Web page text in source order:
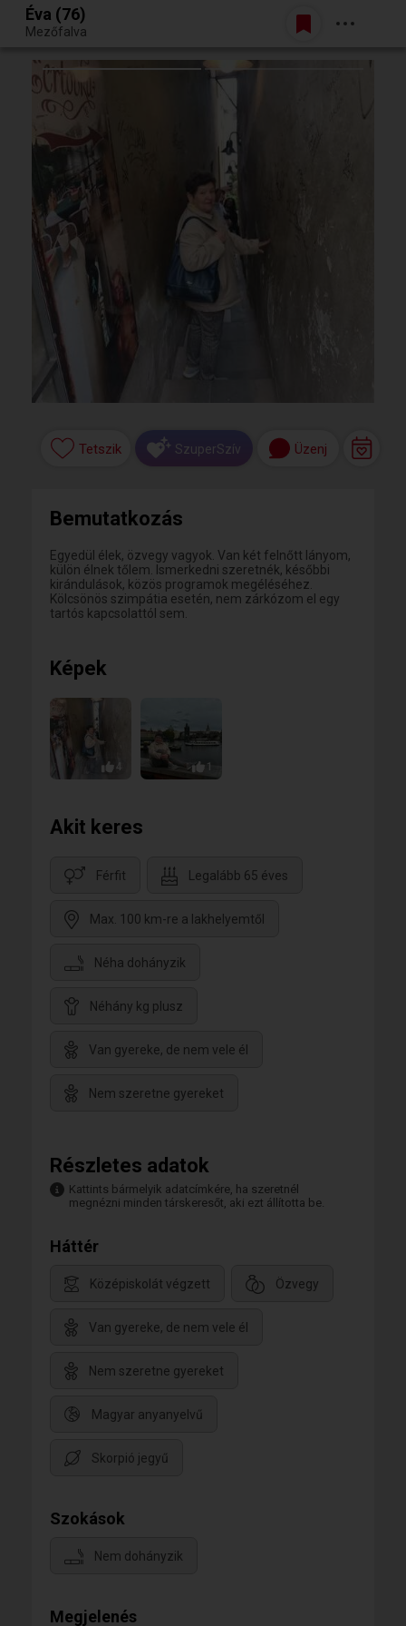
Egy jó randiból bármi lehet.
Belépés
Éva (76)
Mezőfalva
Tetszik SzuperSzív Üzenj
Bemutatkozás
Egyedül élek, özvegy vagyok. Van két felnőtt lányom,
külön élnek tőlem. Ismerkedni szeretnék, későbbi
kirándulások, közös programok megéléséhez.
Kölcsönös szimpátia esetén, nem zárkózom el egy
tartós kapcsolattól sem.
Képek
4 1
Akit keres
Férfit Legalább 65 éves
Max. 100 km-re a lakhelyemtől
Néha dohányzik
Néhány kg plusz
Van gyereke, de nem vele él
Nem szeretne gyereket
Részletes adatok
Kattints bármelyik adatcímkére, ha szeretnél
megnézni minden társkeresőt, aki ezt állította be.
Háttér
Középiskolát végzett Özvegy
Van gyereke, de nem vele él
Nem szeretne gyereket
Magyar anyanyelvű
Skorpió jegyű
Szokások
Nem dohányzik
Megjelenés